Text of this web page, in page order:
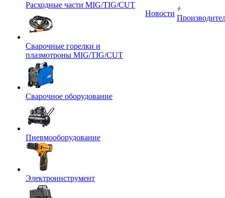
Расходные части MIG/TIG/CUT
Сварочные горелки и
плазмотроны MIG/TIG/CUT
Сварочное оборудование
Пневмооборудование
Электроинструмент
Новости